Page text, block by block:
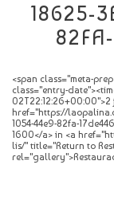
18625-
<span class="meta-
class="entry-
02T22:12:26+00:00">2
href="https://
1054-44e9-82fa-
1600</a> in <a
lis/" title="Return to